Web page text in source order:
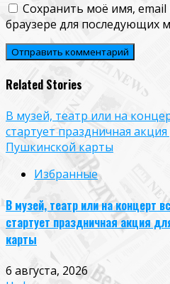
Сохранить моё имя, email
браузере для последующих
Related Stories
В музей, театр или на
стартует праздничная
Пушкинской карты
Избранные
В музей, театр или на концерт
стартует праздничная акция
карты
6 августа, 2026